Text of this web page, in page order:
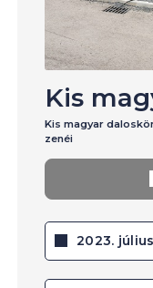
Kis
Kis magyar
zenéi
2023.